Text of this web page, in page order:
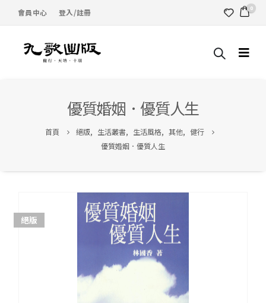
會員中心 登入/註冊 0
優質婚姻．優質人生
首頁 絕版, 生活叢書, 生活風格, 其他, 健行
優質婚姻．優質人生
絕版